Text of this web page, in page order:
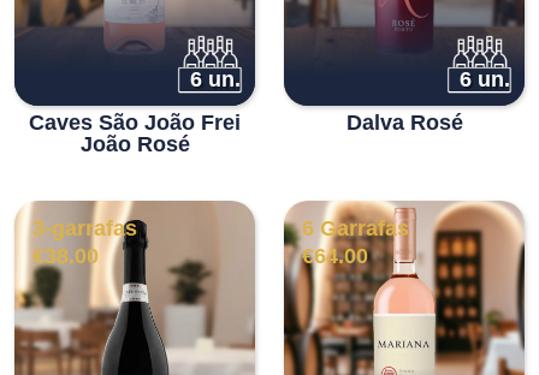
6 un.
Caves São João Frei
João Rosé
6 un.
Dalva Rosé
3-garrafas
€38.00
6 Garrafas
€64.00